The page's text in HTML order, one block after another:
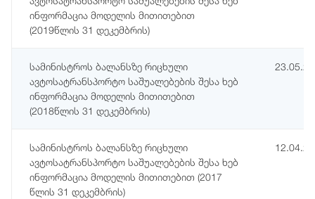
ინფორმაცია მოდელის მითითებით
(2019წლის 31 დეკემბრის)
სამინისტროს ბალანსზე რიცხული
ავტოსატრანსპორტო საშუალებების შესა ხებ
ინფორმაცია მოდელის მითითებით
(2018წლის 31 დეკემბრის)
სამინისტროს ბალანსზე რიცხული
ავტოსატრანსპორტო საშუალებების შესა ხებ
ინფორმაცია მოდელის მითითებით (2017
წლის 31 დეკემბრის)